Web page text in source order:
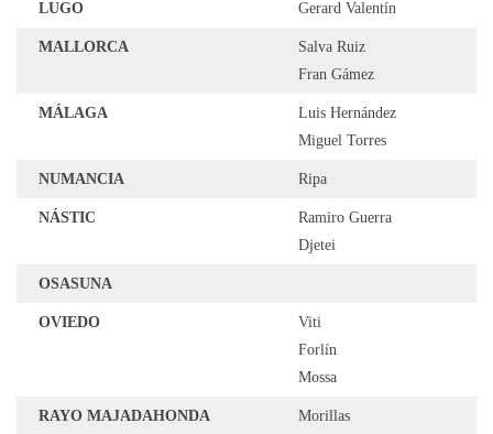
LUGO Gerard Valentín
MALLORCA
Salva Ruiz
Fran Gámez
MÁLAGA
Luis Hernández
Miguel Torres
NUMANCIA Ripa
NÁSTIC
Ramiro Guerra
Djetei
OSASUNA
OVIEDO
Viti
Forlín
Mossa
RAYO MAJADAHONDA Morillas